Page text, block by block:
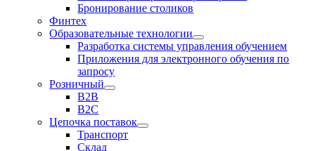
Бронирование столиков
Финтех
Образовательные технологии
Разработка системы управления обучением
Приложения для электронного обучения по
запросу
Розничный
В2В
В2С
Цепочка поставок
Транспорт
Склад